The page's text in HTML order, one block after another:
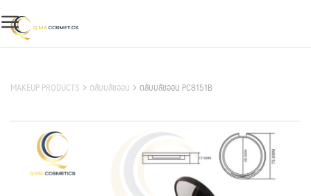
to
content
MAKEUP PRODUCTS ตลับบลัชออน ตลับบลัชออน PC8151B